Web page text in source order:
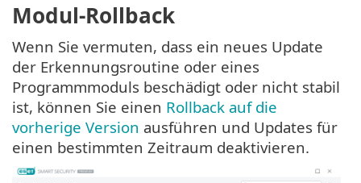
Modul-Rollback
Wenn Sie vermuten, dass ein neues Update
der Erkennungsroutine oder eines
Programmmoduls beschädigt oder nicht stabil
ist, können Sie einen Rollback auf die
vorherige Version ausführen und Updates für
einen bestimmten Zeitraum deaktivieren.